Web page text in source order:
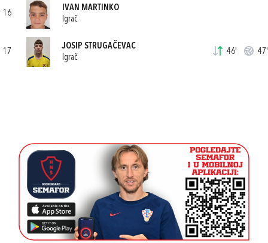
16
IVAN MARTINKO
Igrač
17
JOSIP STRUGAČEVAC
Igrač
46' 47'